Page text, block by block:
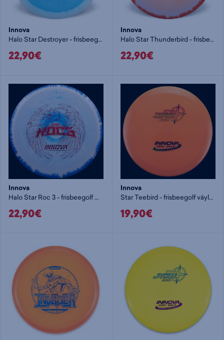
Innova
Halo Star Destroyer - frisbeegolf pituusdraiveri
22,90€
Innova
Halo Star Thunderbird - frisbeegolf väylädraiveri
22,90€
Innova
Halo Star Roc 3 - frisbeegolf midari
22,90€
Innova
Star Teebird - frisbeegolf väylädraiveri
19,90€